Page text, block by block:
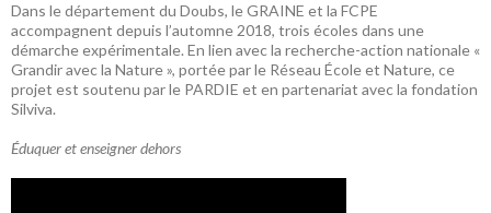
Dans le département du Doubs, le GRAINE et la FCPE
accompagnent depuis l’automne 2018, trois écoles dans une
démarche expérimentale. En lien avec la recherche-action nationale «
Grandir avec la Nature », portée par le Réseau École et Nature, ce
projet est soutenu par le PARDIE et en partenariat avec la fondation
Silviva.
Éduquer et enseigner dehors